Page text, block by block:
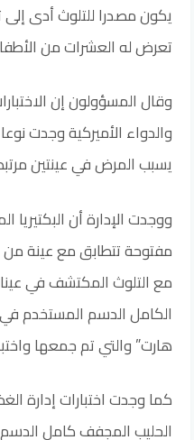
يكون مصدرا للتلوث أدى
تعرض له العشرات من
وقال المسؤولون إن
والدواء الأميركية وجدت
يسبب المرض في عينتين
ووجدت الإدارة أن
مفتوحة تتطابق مع عينة
مع التلوث المكتشف في
الكامل الدسم المستخدم
هارت” والتي تم جمعها
كما وجدت اختبارات إدارة
الحليب المجفف كامل